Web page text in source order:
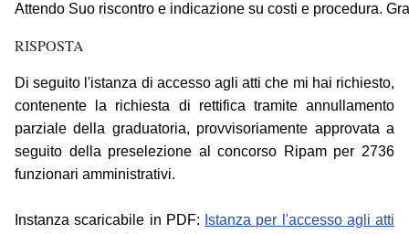
Attendo Suo riscontro e indicazione su costi e procedura.
RISPOSTA
Di seguito l'istanza di accesso agli atti che mi hai richiesto,
contenente la richiesta di rettifica tramite annullamento
parziale della graduatoria, provvisoriamente approvata a
seguito della preselezione al concorso Ripam per 2736
funzionari amministrativi.
Instanza scaricabile in PDF: Istanza per l'accesso agli atti